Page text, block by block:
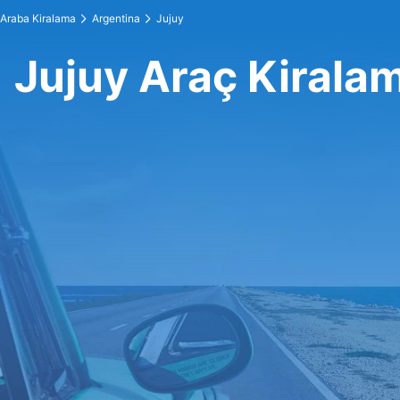
Araba Kiralama Argentina Jujuy
Jujuy Araç